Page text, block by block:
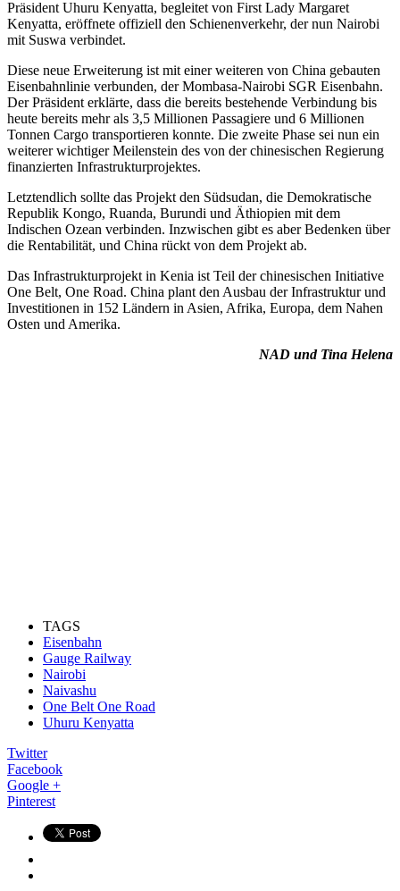
Präsident Uhuru Kenyatta, begleitet von First Lady Margaret
Kenyatta, eröffnete offiziell den Schienenverkehr, der nun Nairobi
mit Suswa verbindet.
Diese neue Erweiterung ist mit einer weiteren von China gebauten
Eisenbahnlinie verbunden, der Mombasa-Nairobi SGR Eisenbahn.
Der Präsident erklärte, dass die bereits bestehende Verbindung bis
heute bereits mehr als 3,5 Millionen Passagiere und 6 Millionen
Tonnen Cargo transportieren konnte. Die zweite Phase sei nun ein
weiterer wichtiger Meilenstein des von der chinesischen Regierung
finanzierten Infrastrukturprojektes.
Letztendlich sollte das Projekt den Südsudan, die Demokratische
Republik Kongo, Ruanda, Burundi und Äthiopien mit dem
Indischen Ozean verbinden. Inzwischen gibt es aber Bedenken über
die Rentabilität, und China rückt von dem Projekt ab.
Das Infrastrukturprojekt in Kenia ist Teil der chinesischen Initiative
One Belt, One Road. China plant den Ausbau der Infrastruktur und
Investitionen in 152 Ländern in Asien, Afrika, Europa, dem Nahen
Osten und Amerika.
NAD und Tina Helena
TAGS
Eisenbahn
Gauge Railway
Nairobi
Naivashu
One Belt One Road
Uhuru Kenyatta
Twitter
Facebook
Google +
Pinterest